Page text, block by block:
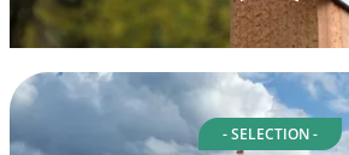
- SELECTION -